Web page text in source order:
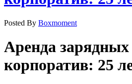
Posted By Boxmoment
Аренда
корпоратив: 25